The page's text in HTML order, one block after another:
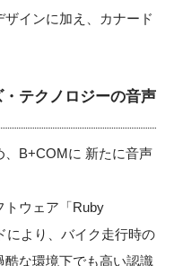
ザインに加え、カナード
テクノロジーの音声
、B+COMに 新たに音声
トウェア「Ruby
により、バイク走行時の
酷な環境下でも高い認識